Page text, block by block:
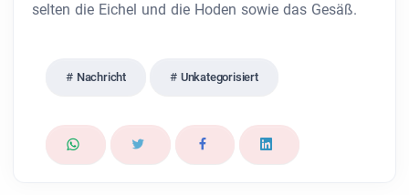
selten die Eichel und die Hoden sowie das Gesäß.
Nachricht Unkategorisiert